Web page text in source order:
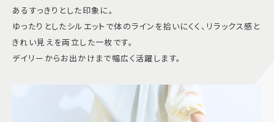
あるすっきりとした印象に。
ゆったりとしたシルエットで体のラインを拾いにくく、リラックス感と
きれい見えを両立した一枚です。
デイリーからお出かけまで幅広く活躍します。